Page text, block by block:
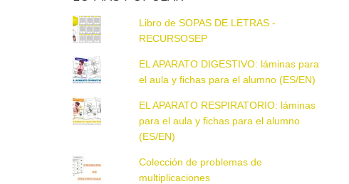
Libro de SOPAS DE LETRAS -
RECURSOSEP
EL APARATO DIGESTIVO: láminas para
el aula y fichas para el alumno (ES/EN)
EL APARATO RESPIRATORIO: láminas
para el aula y fichas para el alumno
(ES/EN)
Colección de problemas de
multiplicaciones